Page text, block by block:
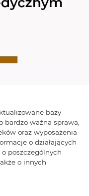
bazy
bardzo ważna sprawa,
oraz wyposażenia
o działających
poszczególnych
o innych